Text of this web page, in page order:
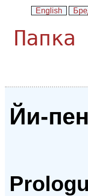
English
Папка
Йи-